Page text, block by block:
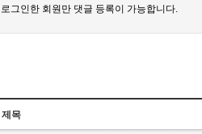
로그인한 회원만 댓글 등록이 가능합니다.
제목